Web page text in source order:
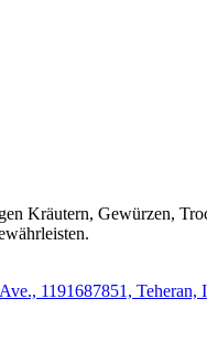
Gewürzen,
1191687851, Teheran,